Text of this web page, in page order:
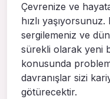
Çevrenize ve
hızlı
sergilemeniz ve
sürekli olarak yeni
konusunda
davranışlar sizi
götürecektir.